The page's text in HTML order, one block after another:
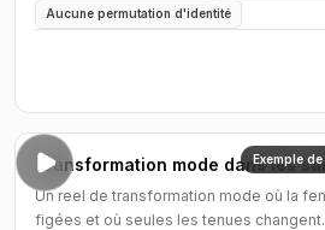
Aucune permutation d'identité
Exemple de
Transformation mode dans les
Un reel de transformation mode où la
figées et où seules les tenues changent.